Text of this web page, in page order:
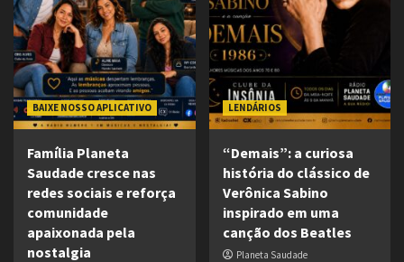
BAIXE NOSSO APLICATIVO
Família Planeta
Saudade cresce nas
redes sociais e reforça
comunidade
apaixonada pela
nostalgia
LENDÁRIOS
“Demais”: a curiosa
história do clássico de
Verônica Sabino
inspirado em uma
canção dos Beatles
Planeta Saudade